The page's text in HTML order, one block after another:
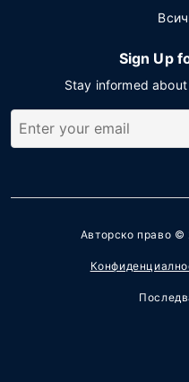
Sign Up
Stay informed
Авторско право